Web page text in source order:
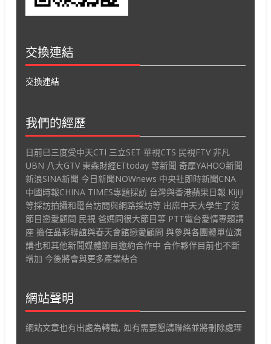
交換連結
交換連結
我們的經歷
日前已三度受中天CTI 三立SET 華視CTS 民視FTV 非凡
UBN 八大GTV 東森財經ETtoday 等新聞 奇摩YAHOO新聞
新浪SINA新聞 今日新聞NOWnews 中央社即時新聞CNA
中國時報CHINA TIMES專題採訪 台灣與香港蘋果日報 Kijiji
等採訪拍攝和電台訪問與網路採訪等 出席中天大學生了沒
節目戀愛顧問 民視 爸媽冏很大節目等 PTT電台愛情專題講
座 擔任晶彩聯誼與春天會館戀愛顧問 與參與各團體單位演
講也和其他新聞媒體節目邀約合作中 合作夥伴目前也不斷
增加 今後將會與更多產業結合
網站聲明
網站文章也有出處為轉載, 如有需要懇請聯絡並將刪除處理